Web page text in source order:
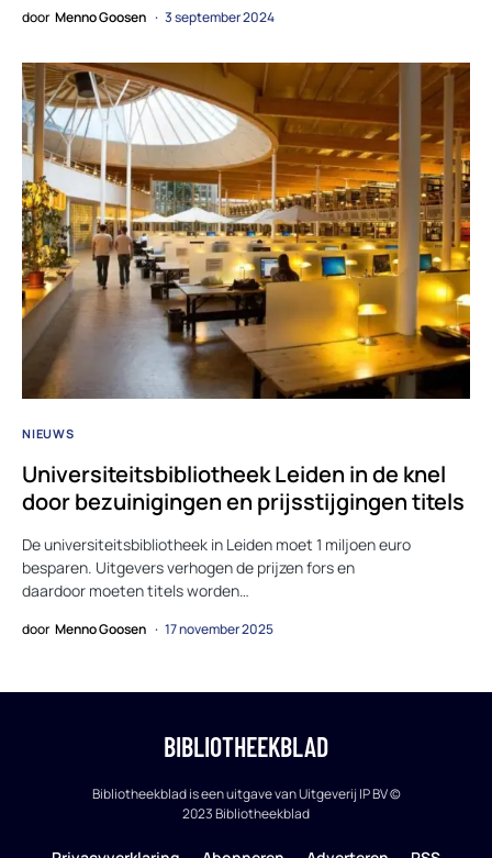
door Menno Goosen 3 september 2024
NIEUWS
Universiteitsbibliotheek Leiden in de knel
door bezuinigingen en prijsstijgingen titels
De universiteitsbibliotheek in Leiden moet 1 miljoen euro
besparen. Uitgevers verhogen de prijzen fors en
daardoor moeten titels worden…
door Menno Goosen 17 november 2025
BIBLIOTHEEKBLAD
Bibliotheekblad is een uitgave van Uitgeverij IP BV ©
2023 Bibliotheekblad